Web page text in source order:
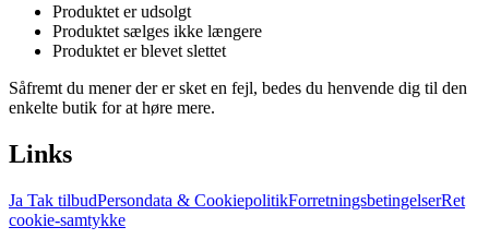
Produktet er udsolgt
Produktet sælges ikke længere
Produktet er blevet slettet
Såfremt du mener der er sket en fejl, bedes du henvende dig til den
enkelte butik for at høre mere.
Links
Ja Tak tilbudPersondata & CookiepolitikForretningsbetingelserRet
cookie-samtykke